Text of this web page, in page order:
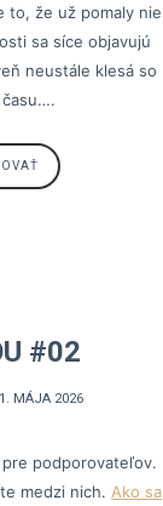
to, že už pomaly nie
sa síce objavujú
neustále klesá so
#02
MÁJA 2026
podporovateľov.
medzi nich. Ako sa